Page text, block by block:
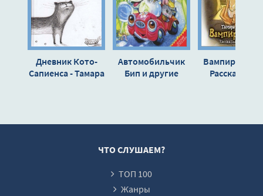
Дневник Кото-
Сапиенса - Тамара
Автомобильчик
Бип и другие
Вампир из 9
Рассказы
ЧТО СЛУШАЕМ?
ТОП 100
Жанры